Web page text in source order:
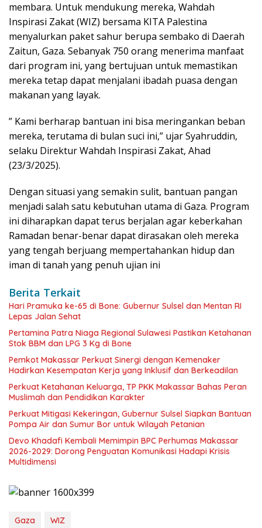
membara. Untuk mendukung mereka, Wahdah
Inspirasi Zakat (WIZ) bersama KITA Palestina
menyalurkan paket sahur berupa sembako di Daerah
Zaitun, Gaza. Sebanyak 750 orang menerima manfaat
dari program ini, yang bertujuan untuk memastikan
mereka tetap dapat menjalani ibadah puasa dengan
makanan yang layak.
” Kami berharap bantuan ini bisa meringankan beban
mereka, terutama di bulan suci ini,” ujar Syahruddin,
selaku Direktur Wahdah Inspirasi Zakat, Ahad
(23/3/2025).
Dengan situasi yang semakin sulit, bantuan pangan
menjadi salah satu kebutuhan utama di Gaza. Program
ini diharapkan dapat terus berjalan agar keberkahan
Ramadan benar-benar dapat dirasakan oleh mereka
yang tengah berjuang mempertahankan hidup dan
iman di tanah yang penuh ujian ini
Berita Terkait
Hari Pramuka ke-65 di Bone: Gubernur Sulsel dan Mentan RI
Lepas Jalan Sehat
Pertamina Patra Niaga Regional Sulawesi Pastikan Ketahanan
Stok BBM dan LPG 3 Kg di Bone
Pemkot Makassar Perkuat Sinergi dengan Kemenaker
Hadirkan Kesempatan Kerja yang Inklusif dan Berkeadilan
Perkuat Ketahanan Keluarga, TP PKK Makassar Bahas Peran
Muslimah dan Pendidikan Karakter
Perkuat Mitigasi Kekeringan, Gubernur Sulsel Siapkan Bantuan
Pompa Air dan Sumur Bor untuk Wilayah Petanian
Devo Khadafi Kembali Memimpin BPC Perhumas Makassar
2026-2029: Dorong Penguatan Komunikasi Hadapi Krisis
Multidimensi
Gaza WIZ